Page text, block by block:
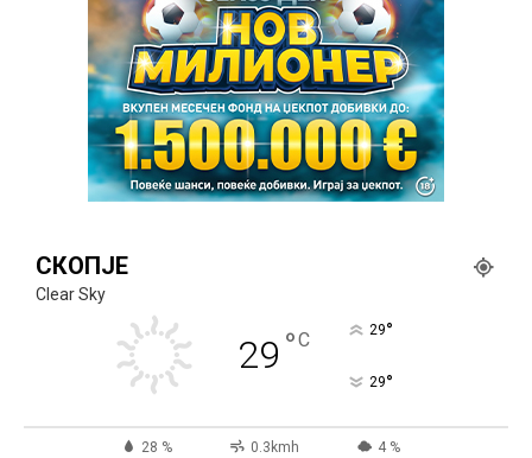
СКОПЈЕ
Clear Sky
29 °C 29°
29°
28 % 0.3kmh 4 %